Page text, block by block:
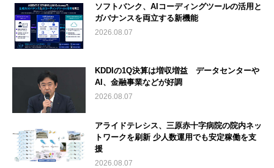
ソフトバンク、AIコーディングツールの活用と
ガバナンスを両立する新機能
2026.08.07
KDDIの1Q決算は増収増益 データセンターや
AI、金融事業などが好調
2026.08.07
アライドテレシス、三原赤十字病院の院内ネッ
トワークを刷新 少人数運用でも安定稼働を支
援
2026.08.07